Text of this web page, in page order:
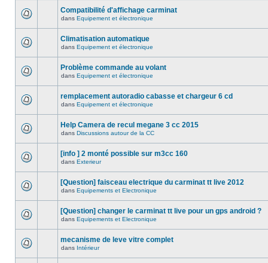
Compatibilité d'affichage carminat
dans Equipement et électronique
Climatisation automatique
dans Equipement et électronique
Problème commande au volant
dans Equipement et électronique
remplacement autoradio cabasse et chargeur 6 cd
dans Equipement et électronique
Help Camera de recul megane 3 cc 2015
dans Discussions autour de la CC
[info ] 2 monté possible sur m3cc 160
dans Exterieur
[Question] faisceau electrique du carminat tt live 2012
dans Equipements et Electronique
[Question] changer le carminat tt live pour un gps android ?
dans Equipements et Electronique
mecanisme de leve vitre complet
dans Intérieur